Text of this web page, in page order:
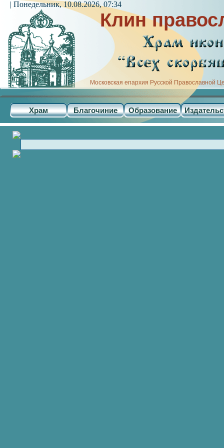
Клин
Московская епархия Русской Православной
Храм Благочиние Образование
| Понедельник, 10.08.2026, 07:34